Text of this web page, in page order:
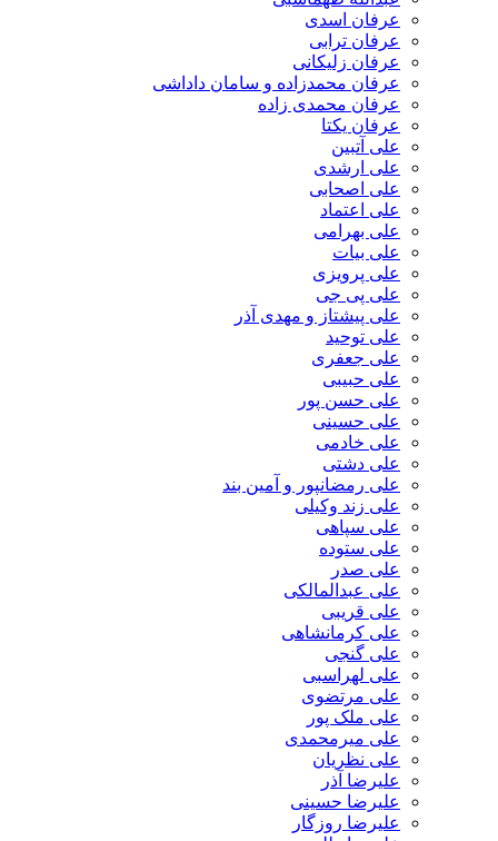
عرفان اسدی
عرفان ترابی
عرفان زلیکانی
عرفان محمدزاده و سامان داداشی
عرفان محمدی زاده
عرفان یکتا
علی آتبین
علی ارشدی
علی اصحابی
علی اعتماد
علی بهرامی
علی بیات
علی پرویزی
علی پی جی
علی پیشتاز و مهدی آذر
علی توحید
علی جعفری
علی حبیبی
علی حسن پور
علی حسینی
علی خادمی
علی دشتی
علی رمضانپور و آمین بند
علی زند وکیلی
علی سپاهی
علی ستوده
علی صدر
علی عبدالمالکی
علی قریبی
علی کرمانشاهی
علی گنجی
علی لهراسبی
علی مرتضوی
علی ملک پور
علی میرمحمدی
علی نظریان
علیرضا آذر
علیرضا حسینی
علیرضا روزگار